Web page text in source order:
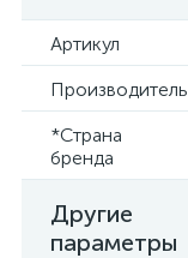
Артикул
Производитель
*Страна
бренда
Другие
параметры